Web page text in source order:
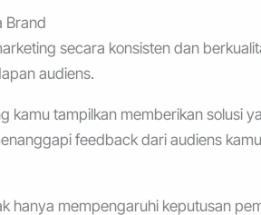
Brand
secara konsisten dan
audiens.
kamu tampilkan memberikan solusi
feedback dari audiens
hanya mempengaruhi keputusan